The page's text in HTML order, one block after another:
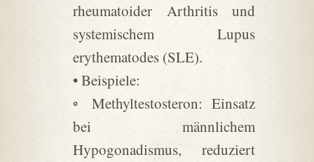
rheumatoider Arthritis und
systemischem Lupus
erythematodes (SLE).
• Beispiele:
◦ Methyltestosteron: Einsatz
bei männlichem
Hypogonadismus, reduziert